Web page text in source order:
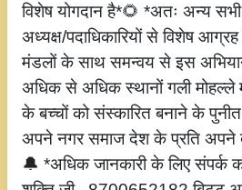
विशेष योगदान है*🌻 *अतः अन्य
अध्यक्ष/पदाधिकारियों से विशेष
मंडलों के साथ समन्वय से इस
अधिक से अधिक स्थानों गली
के बच्चों को संस्कारित बनाने के
अपने नगर समाज देश के प्रति अपने
🔔 *अधिक जानकारी के लिए संपर्क